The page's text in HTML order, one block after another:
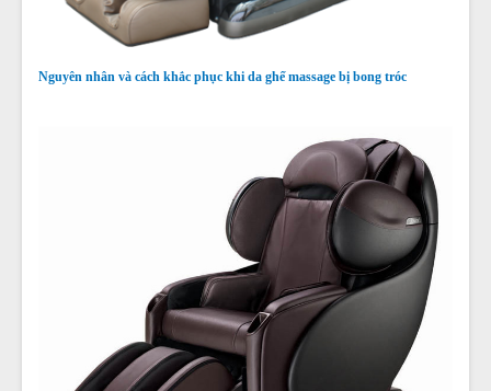
Nguyên nhân và cách khắc phục khi da ghế massage bị bong tróc